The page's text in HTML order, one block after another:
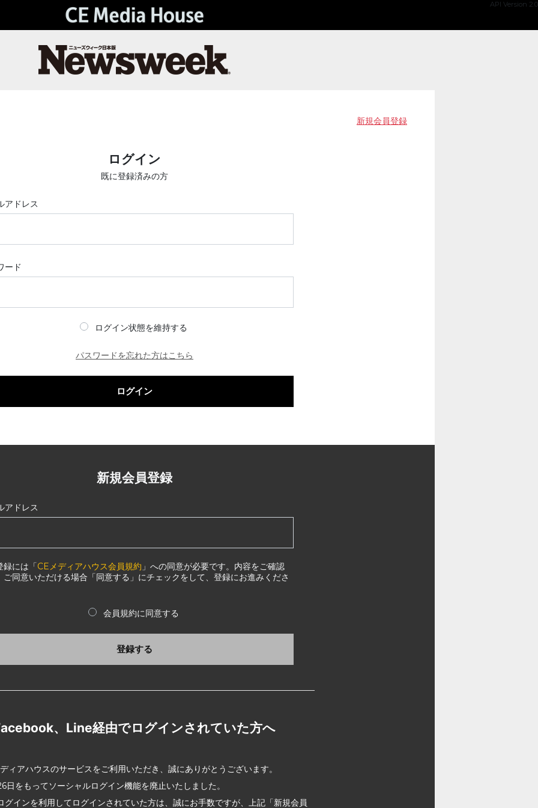
API Version 2.0
新規会員登録
ログイン
既に登録済みの方
アドレス
ード
ログイン状態を維持する
パスワードを忘れた方はこちら
ログイン
新規会員登録
アドレス
録には「CEメディアハウス会員規約 」への同意が必要です。内容をご確認
ご同意いただける場合「同意する」にチェックをして、登録にお進みくださ
会員規約に同意する
登録する
、Line経由でログインされていた方へ
ィアハウスのサービスをご利用いただき、誠にありがとうございます。
日をもってソーシャルログイン機能を廃止いたしました。
グインを利用してログインされていた方は、誠にお手数ですが、上記「新規会員